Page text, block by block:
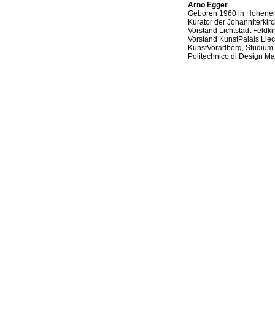
Arno Egger
Geboren 1960 in
Kurator der
Vorstand Lichtstadt
Vorstand KunstPalais
KunstVorarlberg,
Politechnico di Design